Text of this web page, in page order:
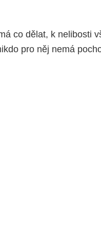
co dělat, k nelibosti
pro něj nemá